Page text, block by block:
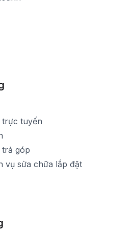
hàng ngày
trực tuyến
trả góp
vụ sửa chữa lắp đặt